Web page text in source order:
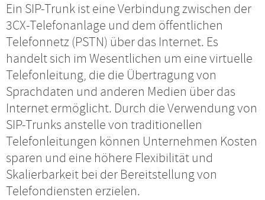
Ein SIP-Trunk ist eine Verbindung zwischen der
3CX-Telefonanlage und dem öffentlichen
Telefonnetz (PSTN) über das Internet. Es
handelt sich im Wesentlichen um eine virtuelle
Telefonleitung, die die Übertragung von
Sprachdaten und anderen Medien über das
Internet ermöglicht. Durch die Verwendung von
SIP-Trunks anstelle von traditionellen
Telefonleitungen können Unternehmen Kosten
sparen und eine höhere Flexibilität und
Skalierbarkeit bei der Bereitstellung von
Telefondiensten erzielen.